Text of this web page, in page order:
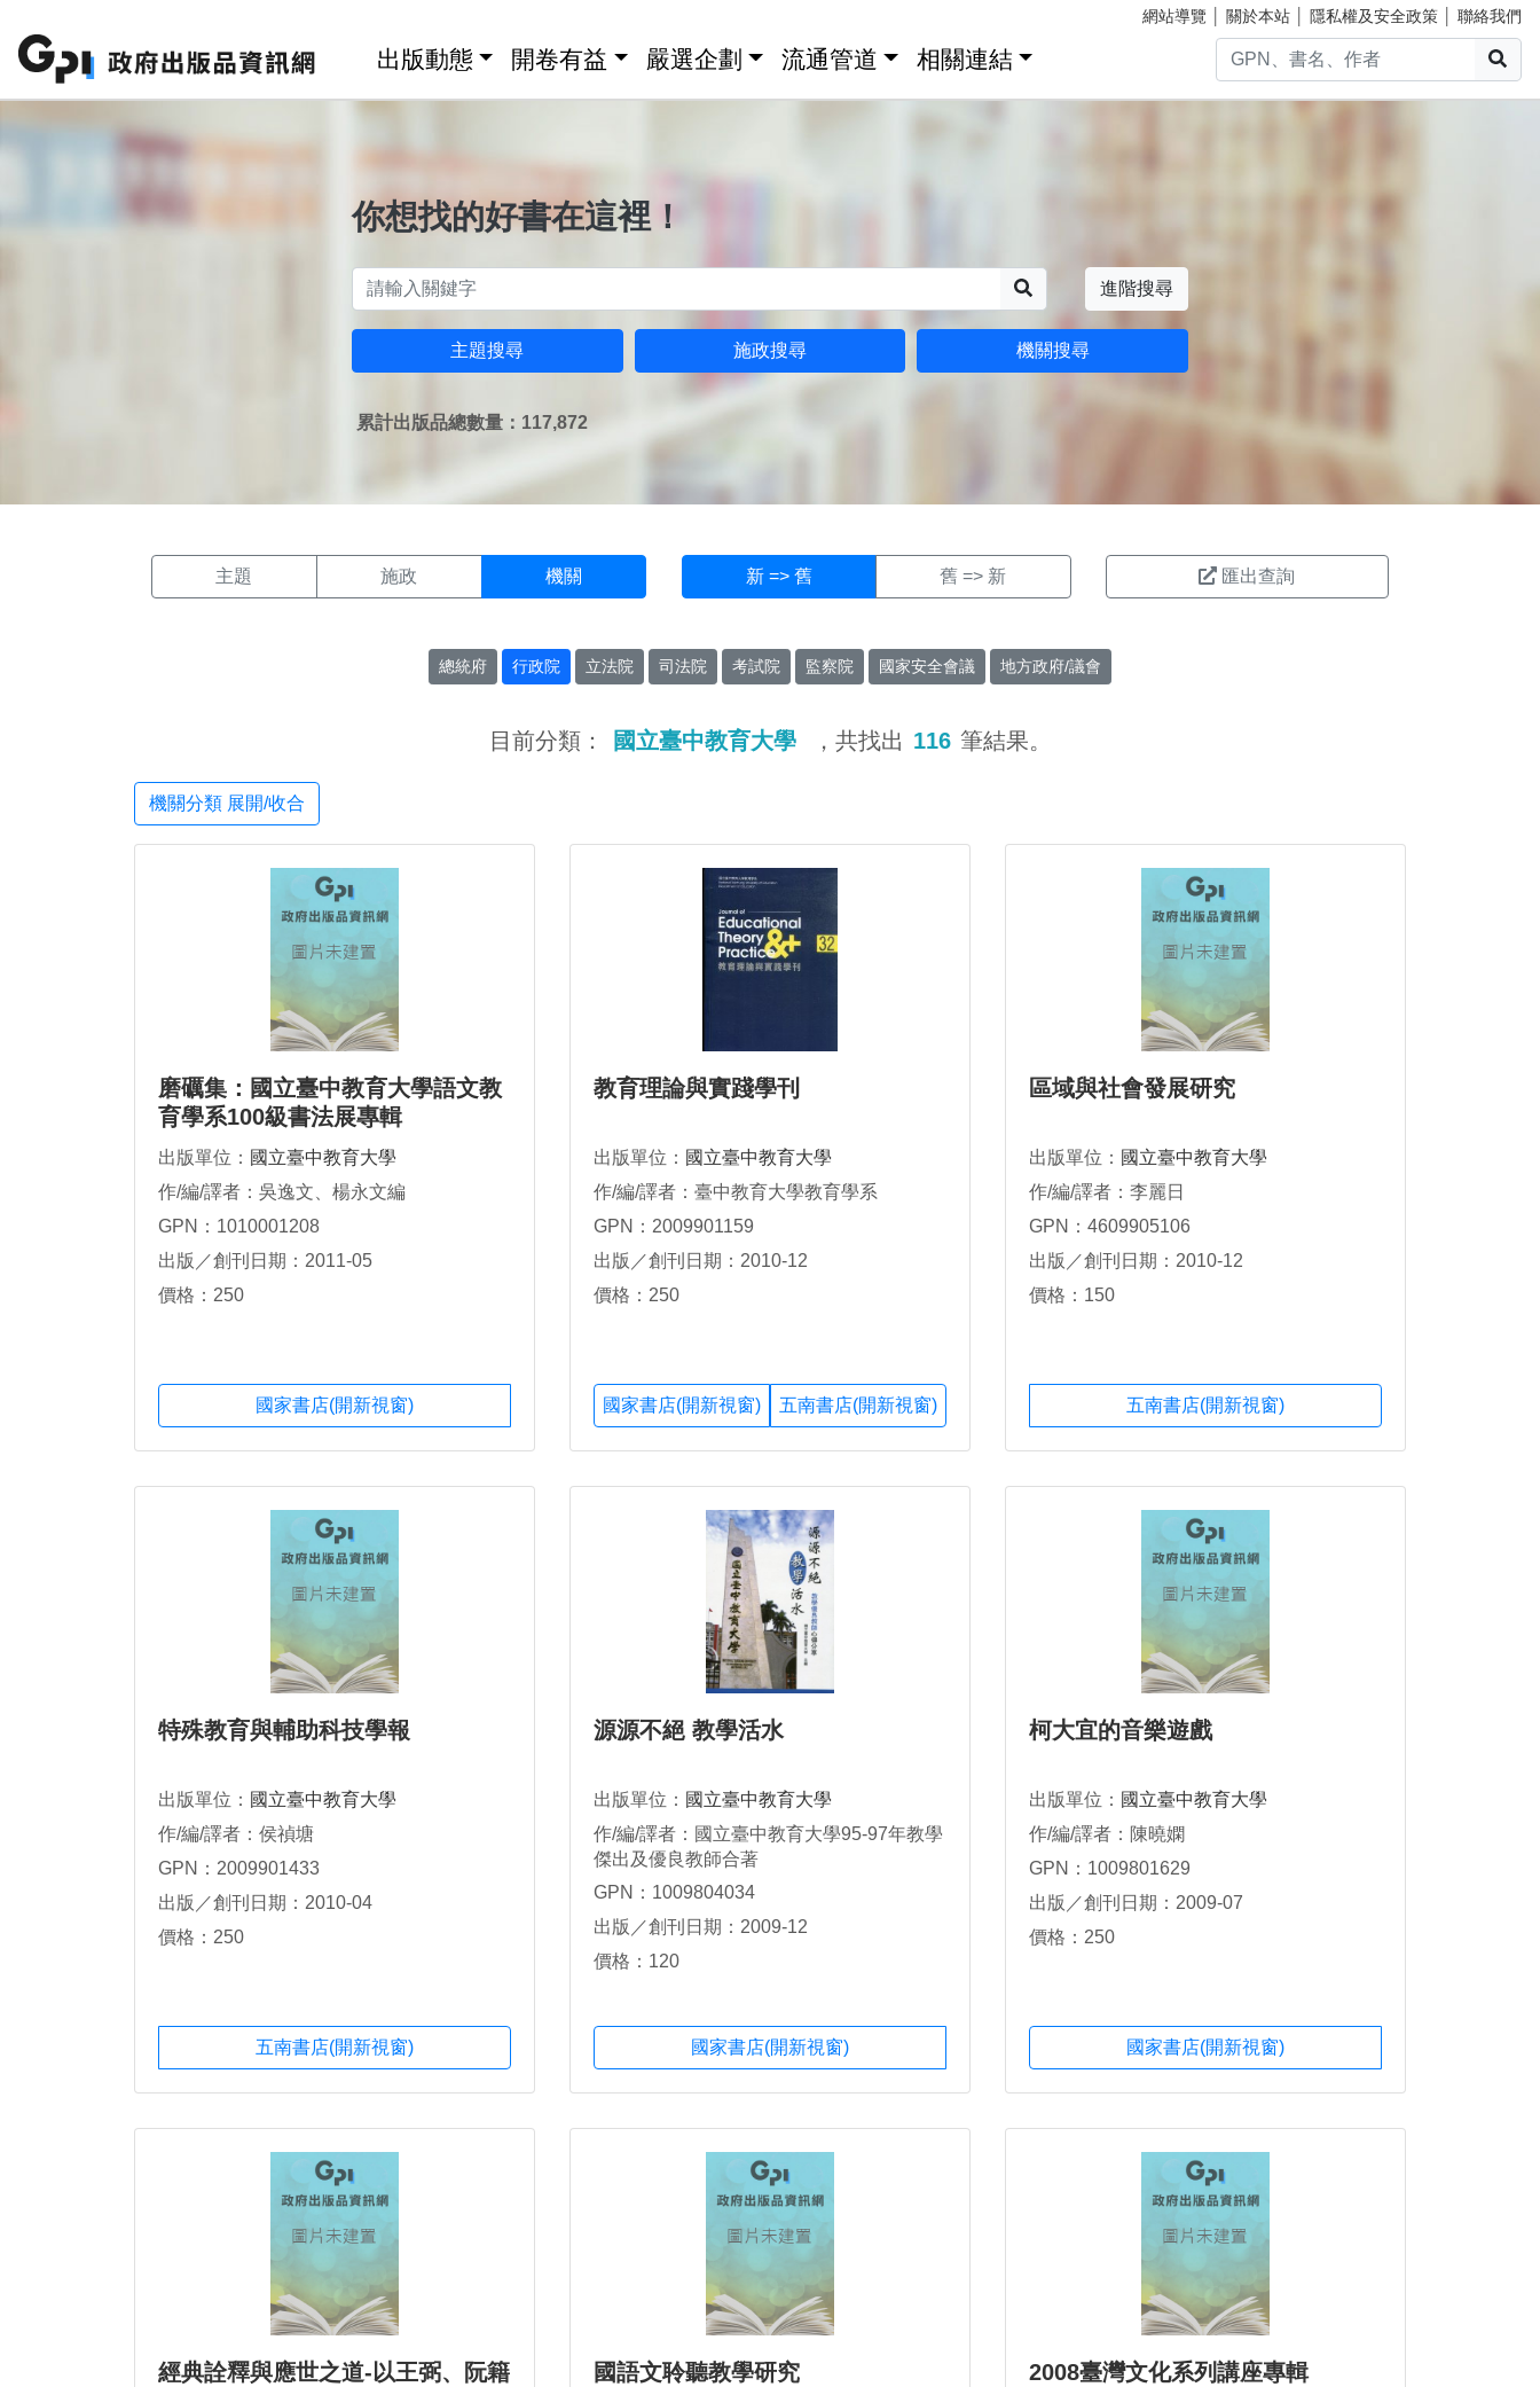
網站導覽 關於本站 隱私權及安全政策 聯絡我們
出版動態 開卷有益 嚴選企劃 流通管道 相關連結
你想找的好書在這裡！
進階搜尋
主題搜尋 施政搜尋 機關搜尋
累計出版品總數量：117,872
主題 施政 機關 新 => 舊 舊 => 新 匯出查詢
總統府 行政院 立法院 司法院 考試院 監察院 國家安全會議 地方政府/議會
目前分類： 國立臺中教育大學 ，共找出 116 筆結果。
機關分類 展開/收合
磨礪集：國立臺中教育大學語文教
育學系100級書法展專輯
出版單位： 國立臺中教育大學
作/編/譯者：吳逸文、楊永文編
GPN：1010001208
出版／創刊日期：2011-05
價格：250
國家書店(開新視窗)
教育理論與實踐學刊
出版單位： 國立臺中教育大學
作/編/譯者：臺中教育大學教育學系
GPN：2009901159
出版／創刊日期：2010-12
價格：250
國家書店(開新視窗) 五南書店(開新視窗)
區域與社會發展研究
出版單位： 國立臺中教育大學
作/編/譯者：李麗日
GPN：4609905106
出版／創刊日期：2010-12
價格：150
五南書店(開新視窗)
特殊教育與輔助科技學報
出版單位： 國立臺中教育大學
作/編/譯者：侯禎塘
GPN：2009901433
出版／創刊日期：2010-04
價格：250
五南書店(開新視窗)
源源不絕 教學活水
出版單位： 國立臺中教育大學
作/編/譯者：國立臺中教育大學95-97年教學
傑出及優良教師合著
GPN：1009804034
出版／創刊日期：2009-12
價格：120
國家書店(開新視窗)
柯大宜的音樂遊戲
出版單位： 國立臺中教育大學
作/編/譯者：陳曉嫻
GPN：1009801629
出版／創刊日期：2009-07
價格：250
國家書店(開新視窗)
經典詮釋與應世之道-以王弼、阮籍
國語文聆聽教學研究 2008臺灣文化系列講座專輯